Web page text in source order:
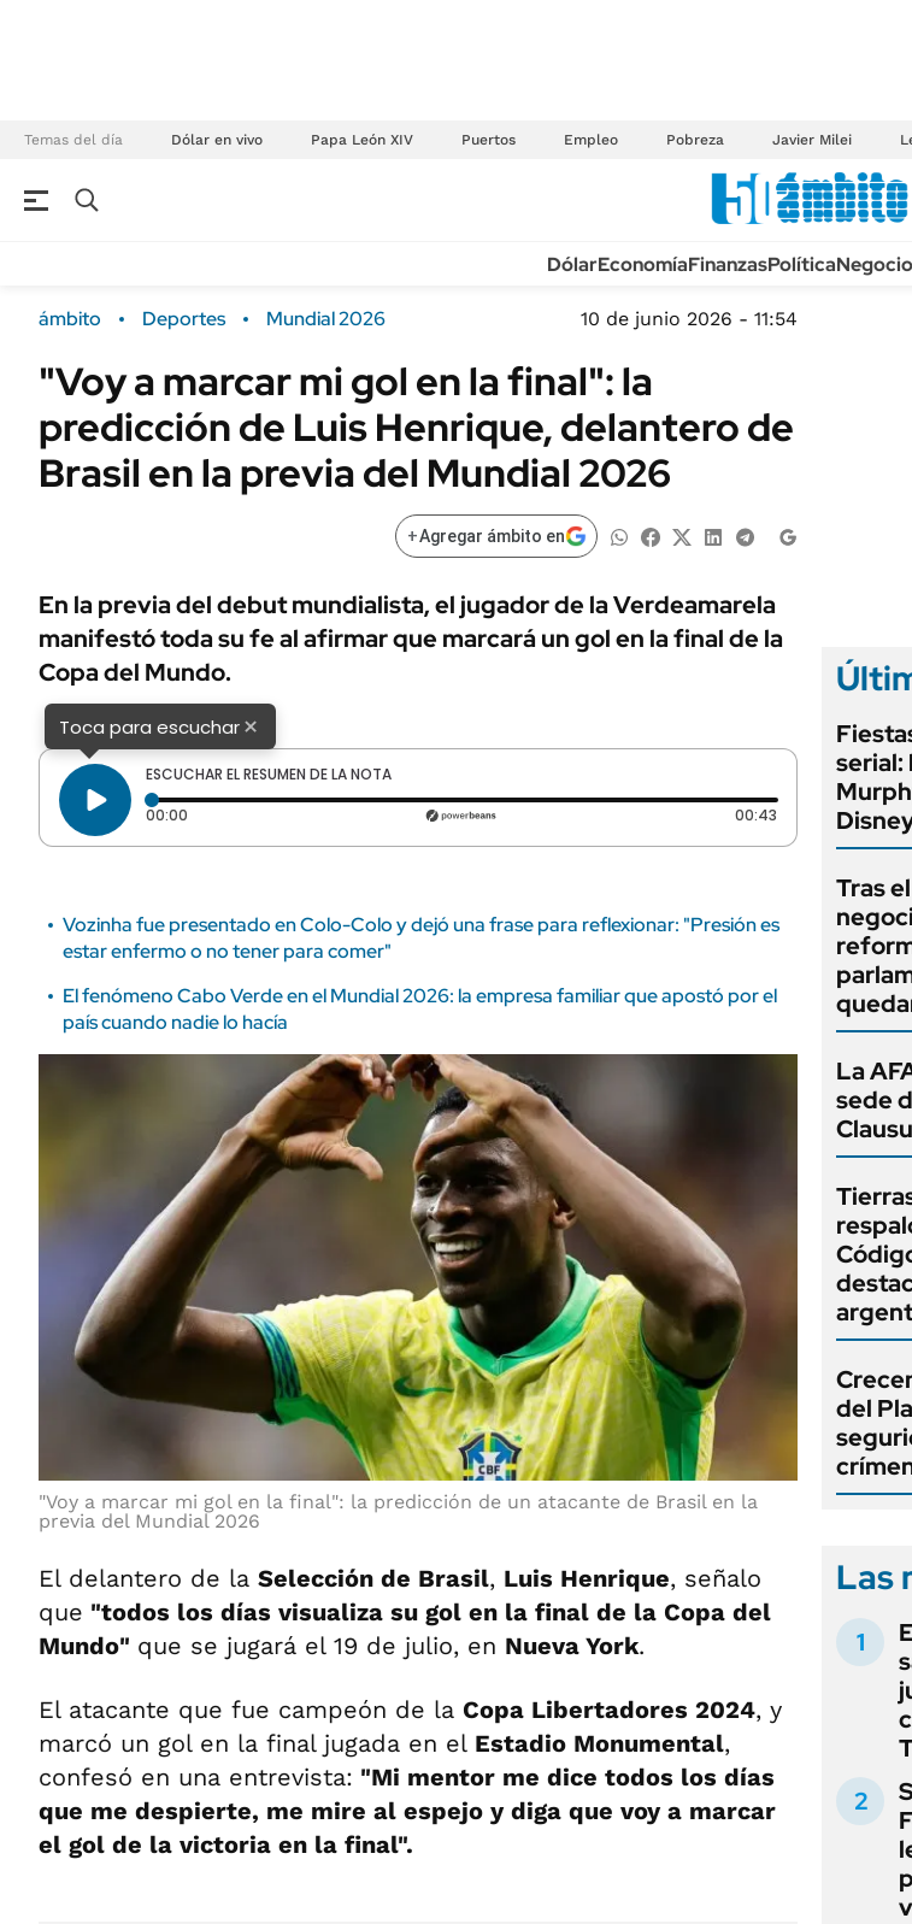
Temas del día Dólar en vivo Papa León XIV Puertos Empleo Pobreza Javier Milei
Campo
FINANZAS
Dólar
Sustentabilidad
Seguros
POLÍTICA
URUGUAY
TECNOLOGÍA
MÉXICO
MUNDO
INFORMACIÓN GENERAL
ESPECTÁCULOS
AUTOS
DólarEconomíaFinanzasPolítica
ámbito Deportes Mundial 2026 10 de junio 2026 - 11:54
"Voy a marcar mi gol en la final": la
predicción de Luis Henrique, delantero de
Brasil en la previa del Mundial 2026
+Agregar ámbito en
En la previa del debut mundialista, el jugador de la Verdeamarela
manifestó toda su fe al afirmar que marcará un gol en la final de la
Copa del Mundo.
Toca para escuchar×
ESCUCHAR EL RESUMEN DE LA NOTA
00:00 Tiempo transcurrido: 0 segundos 00:43 Duración: 43
Vozinha fue presentado en Colo-Colo y dejó una frase para reflexionar: "Presión es
estar enfermo o no tener para comer"
El fenómeno Cabo Verde en el Mundial 2026: la empresa familiar que apostó por el
país cuando nadie lo hacía
"Voy a marcar mi gol en la final": la predicción de un atacante de Brasil en la
previa del Mundial 2026
El delantero de la Selección de Brasil, Luis Henrique, señalo
que "todos los días visualiza su gol en la final de la Copa del
Mundo" que se jugará el 19 de julio, en Nueva York.
El atacante que fue campeón de la Copa Libertadores 2024, y
marcó un gol en la final jugada en el Estadio Monumental,
confesó en una entrevista: "Mi mentor me dice todos los días
que me despierte, me mire al espejo y diga que voy a marcar
el gol de la victoria en la final".
serial:
Tras
La
sede
del
Las